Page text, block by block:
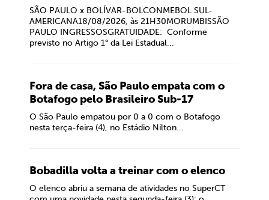
SÃO PAULO x BOLÍVAR-BOLCONMEBOL SUL-
AMERICANA18/08/2026, às 21H30MORUMBISSÃO
PAULO INGRESSOSGRATUIDADE: Conforme
previsto no Artigo 1° da Lei Estadual...
Fora de casa, São Paulo empata com o
Botafogo pelo Brasileiro Sub-17
O São Paulo empatou por 0 a 0 com o Botafogo
nesta terça-feira (4), no Estádio Nilton...
Bobadilla volta a treinar com o elenco
O elenco abriu a semana de atividades no SuperCT